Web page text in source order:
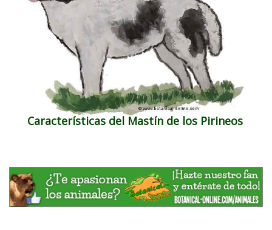
Características del Mastín de los Pirineos